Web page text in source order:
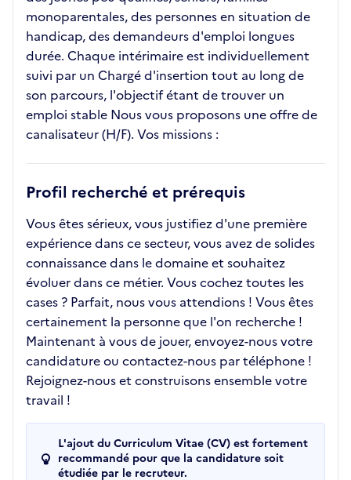
monoparentales, des personnes en situation de
handicap, des demandeurs d'emploi longues
durée. Chaque intérimaire est individuellement
suivi par un Chargé d'insertion tout au long de
son parcours, l'objectif étant de trouver un
emploi stable Nous vous proposons une offre de
canalisateur (H/F). Vos missions :
Profil recherché et prérequis
Vous êtes sérieux, vous justifiez d'une première
expérience dans ce secteur, vous avez de solides
connaissance dans le domaine et souhaitez
évoluer dans ce métier. Vous cochez toutes les
cases ? Parfait, nous vous attendions ! Vous êtes
certainement la personne que l'on recherche !
Maintenant à vous de jouer, envoyez-nous votre
candidature ou contactez-nous par téléphone !
Rejoignez-nous et construisons ensemble votre
travail !
L'ajout du Curriculum Vitae (CV) est fortement
recommandé pour que la candidature soit
étudiée par le recruteur.